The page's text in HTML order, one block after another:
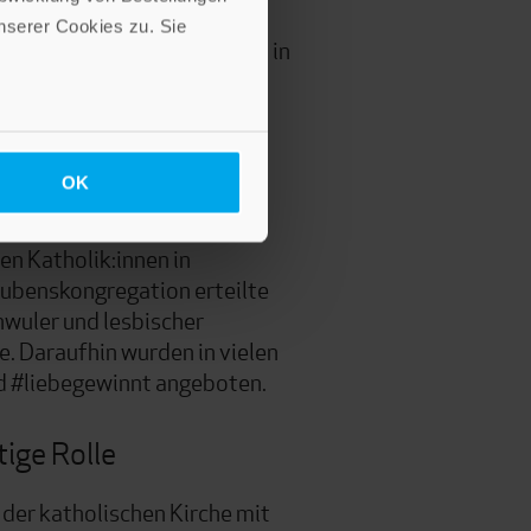
Cookies zu. Sie
OK
und fordern mehr
Ämtern in
Katholik:innen in
erteilte
und lesbischer
Daraufhin wurden in vielen
#liebegewinnt angeboten.
Rolle
katholischen Kirche mit